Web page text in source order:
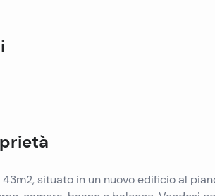
situato in un nuovo edificio al